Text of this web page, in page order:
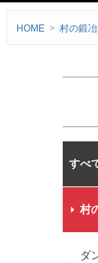
HOME 村の鍛
村の
村
ダ